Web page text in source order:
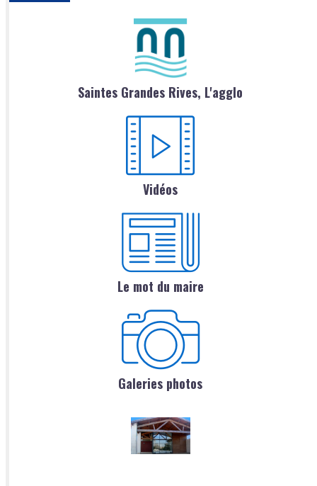
Saintes Grandes Rives, L'agglo
Vidéos
Le mot du maire
Galeries photos